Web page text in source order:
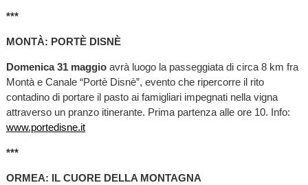
***
MONTÀ: PORTÈ DISNÈ
Domenica 31 maggio avrà luogo la passeggiata di circa 8 km fra
Montà e Canale “Portè Disnè”, evento che ripercorre il rito
contadino di portare il pasto ai famigliari impegnati nella vigna
attraverso un pranzo itinerante. Prima partenza alle ore 10. Info:
www.portedisne.it
***
ORMEA: IL CUORE DELLA MONTAGNA